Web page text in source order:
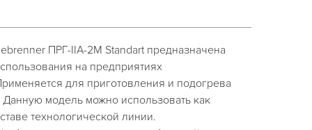
ПРГ-IIА-2М Standart предназначена
на предприятиях
для приготовления и подогрева
модель можно использовать как
технологической линии.